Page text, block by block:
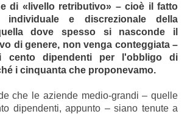
di «livello retributivo» – cioè il fatto
e discrezionale della
dove spesso si nasconde il
di genere, non venga conteggiata –
dipendenti per l'obbligo di
i cinquanta che proponevamo.
che le aziende medio-grandi – quelle
dipendenti, appunto – siano tenute a